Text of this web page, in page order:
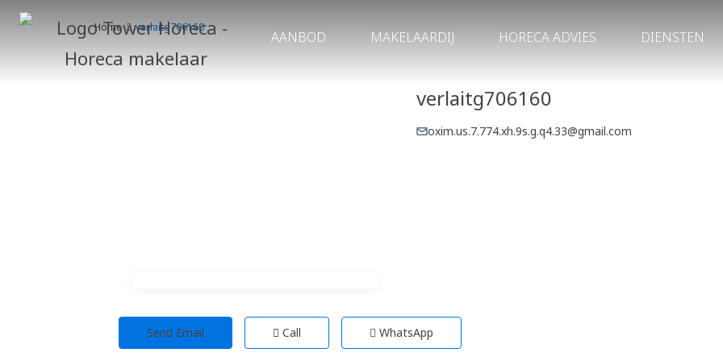
AANBOD MAKELAARDIJ HORECA ADVIES DIENSTEN
Home verlaitg706160
verlaitg706160
oxim.us.7.774.xh.9s.g.q4.33@gmail.com
Send Email Call WhatsApp